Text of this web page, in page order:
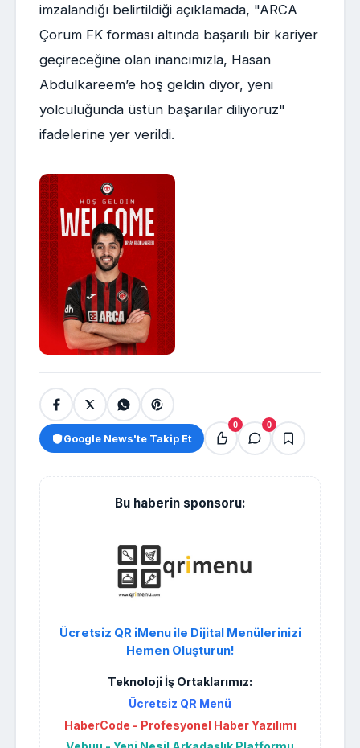
imzalandığı belirtildiği açıklamada, "ARCA
Çorum FK forması altında başarılı bir kariyer
geçireceğine olan inancımızla, Hasan
Abdulkareem’e hoş geldin diyor, yeni
yolculuğunda üstün başarılar diliyoruz"
ifadelerine yer verildi.
Google News'te Takip Et
0 0
Bu haberin sponsoru:
Ücretsiz QR iMenu ile Dijital Menülerinizi
Hemen Oluşturun!
Teknoloji İş Ortaklarımız:
Ücretsiz QR Menü
HaberCode - Profesyonel Haber Yazılımı